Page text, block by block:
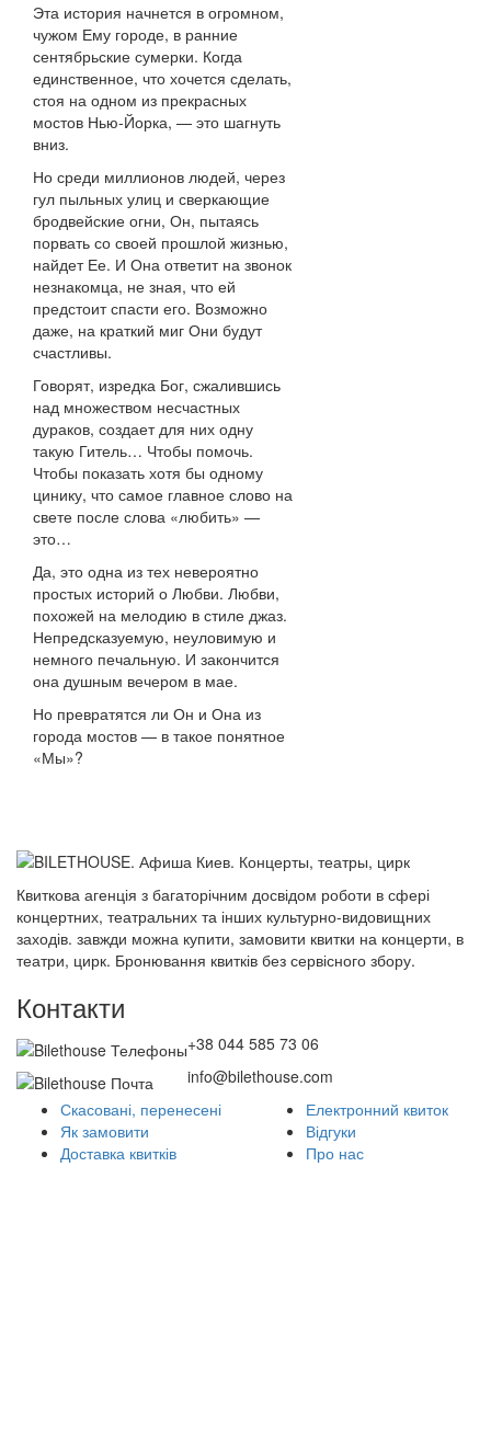
Эта история начнется в огромном,
чужом Ему городе, в ранние
сентябрьские сумерки. Когда
единственное, что хочется сделать,
стоя на одном из прекрасных
мостов Нью-Йорка, — это шагнуть
вниз.
Но среди миллионов людей, через
гул пыльных улиц и сверкающие
бродвейские огни, Он, пытаясь
порвать со своей прошлой жизнью,
найдет Ее. И Она ответит на звонок
незнакомца, не зная, что ей
предстоит спасти его. Возможно
даже, на краткий миг Они будут
счастливы.
Говорят, изредка Бог, сжалившись
над множеством несчастных
дураков, создает для них одну
такую Гитель… Чтобы помочь.
Чтобы показать хотя бы одному
цинику, что самое главное слово на
свете после слова «любить» —
это…
Да, это одна из тех невероятно
простых историй о Любви. Любви,
похожей на мелодию в стиле джаз.
Непредсказуемую, неуловимую и
немного печальную. И закончится
она душным вечером в мае.
Но превратятся ли Он и Она из
города мостов — в такое понятное
«Мы»?
Квиткова агенція з багаторічним досвідом роботи в сфері
концертних, театральних та інших культурно-видовищних
заходів. завжди можна купити, замовити квитки на концерти, в
театри, цирк. Бронювання квитків без сервісного збору.
Контакти
+38 044 585 73 06
info@bilethouse.com
Скасовані, перенесені
Як замовити
Доставка квитків
Електронний квиток
Відгуки
Про нас